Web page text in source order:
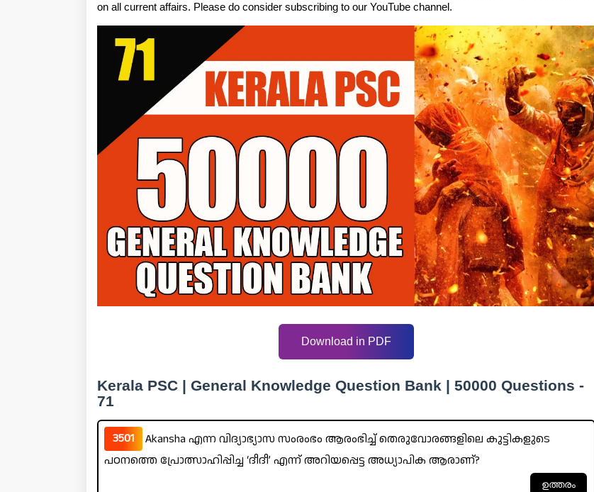
on all current affairs. Please do consider subscribing to our YouTube channel.
Download in PDF
Kerala PSC | General Knowledge Question Bank | 50000 Questions -
71
3501
Akansha എന്ന വിദ്യാഭ്യാസ സംരംഭം ആരംഭിച്ച് തെരുവോരങ്ങളിലെ കുട്ടികളുടെ
പഠനത്തെ പ്രോത്സാഹിപ്പിച്ച ‘ദീദീ’ എന്ന് അറിയപ്പെട്ട അധ്യാപിക ആരാണ്?